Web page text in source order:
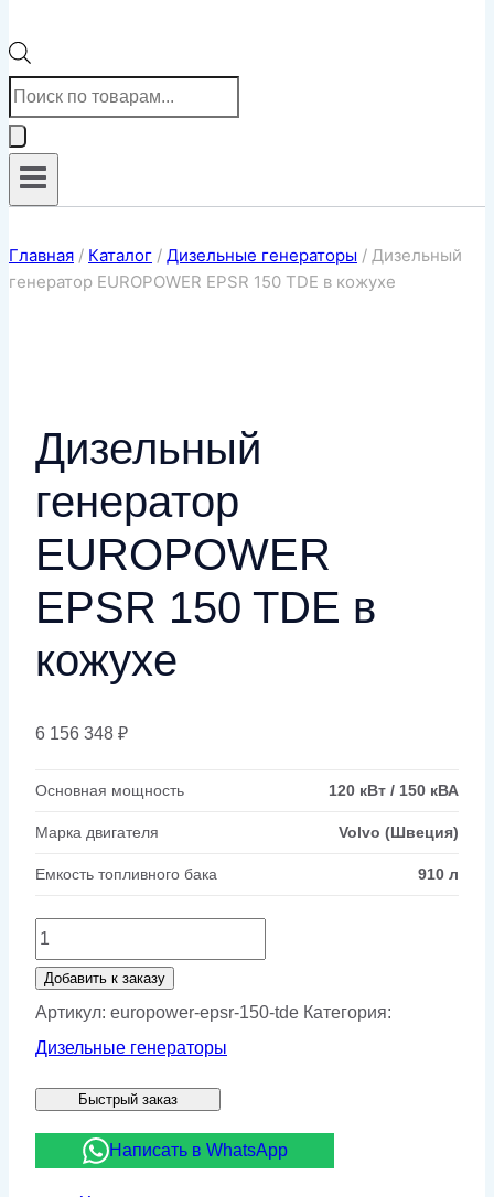
Поиск
товаров
Главная / Каталог / Дизельные генераторы / Дизельный
генератор EUROPOWER EPSR 150 TDE в кожухе
Дизельный
генератор
EUROPOWER
EPSR 150 TDE в
кожухе
6 156 348 ₽
Основная мощность 120 кВт / 150 кВА
Марка двигателя Volvo (Швеция)
Емкость топливного бака 910 л
Количество
товара
Дизельный
генератор
EPSR
Добавить к заказу
Артикул: europower-epsr-150-tde Категория:
Дизельные генераторы
Быстрый заказ
Написать в WhatsApp